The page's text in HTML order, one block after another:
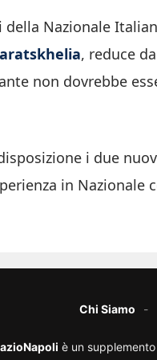
Nazionale
, reduce
non dovrebbe
i due
in Nazionale
Chi Siamo
è un